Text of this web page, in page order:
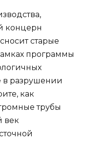
концерн
старые
программы
в разрушении
как
трубы
век